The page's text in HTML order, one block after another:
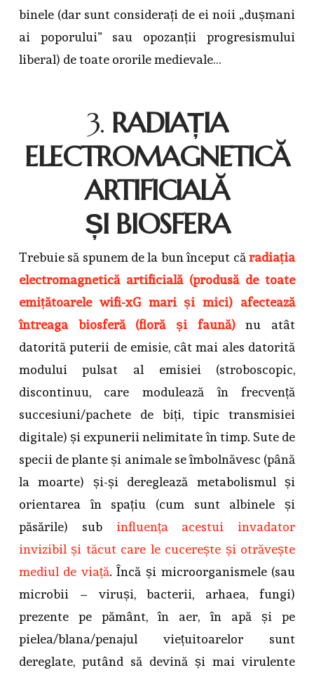
binele (dar sunt considerați de ei noii „dușmani
ai poporului” sau opozanții progresismului
liberal) de toate ororile medievale…
3. RADIAȚIA
ELECTROMAGNETICĂ
ARTIFICIALĂ
ȘI BIOSFERA
Trebuie să spunem de la bun început căradiația
electromagnetică artificială (produsă de toate
emițătoarele wifi-xG mari și mici) afectează
întreaga biosferă (floră și faună)nu atât
datorită puterii de emisie, cât mai ales datorită
modului pulsat al emisiei (stroboscopic,
discontinuu, care modulează în frecvență
succesiuni/pachete de biți, tipic transmisiei
digitale) și expunerii nelimitate în timp. Sute de
specii de plante și animale se îmbolnăvesc (până
la moarte) și-și dereglează metabolismul și
orientarea în spațiu (cum sunt albinele și
păsările) sub influența acestui invadator
invizibil și tăcut care le cucerește și otrăvește
mediul de viață. Încă și microorganismele (sau
microbii – viruși, bacterii, arhaea, fungi)
prezente pe pământ, în aer, în apă și pe
pielea/blana/penajul viețuitoarelor sunt
dereglate, putând să devină și mai virulente